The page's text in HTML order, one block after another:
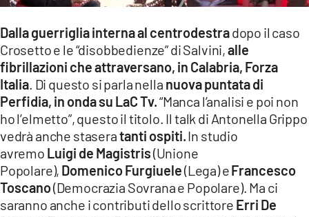
ILREGGINO.IT
COSENZACHANNEL.IT
ILVIBONESE.IT
CATANZAROCHANNEL.IT
LACAPITALENEWS.IT
App
Dalla guerriglia interna al centrodestradopo il caso
Crosetto e le “disobbedienze” di Salvini,alle
fibrillazioni che attraversano, in Calabria, Forza
Italia . Di questo si parla nella nuova puntata di
Perfidia, in onda su LaC Tv.“Manca l’analisi e poi non
ho l’elmetto”, questo il titolo. Il talk di Antonella Grippo
vedrà anche staseratanti ospiti.In studio
avremo Luigi de Magistris(Unione
Popolare), Domenico Furgiuele(Lega) eFrancesco
Toscano(Democrazia Sovrana e Popolare). Ma ci
saranno anche i contributi dello scrittore Erri De